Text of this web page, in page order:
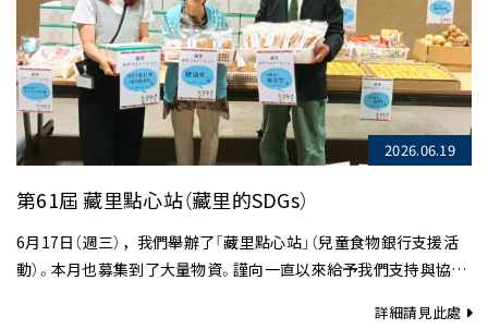
2026.06.19
第61屆 藏里點心站（藏里的SDGs）
6月17日（週三），我們舉辦了「藏里點心站」（兒童食物銀行支援活
動）。本月也募集到了大量物資。謹向一直以來給予我們支持與協助
詳細請見此處